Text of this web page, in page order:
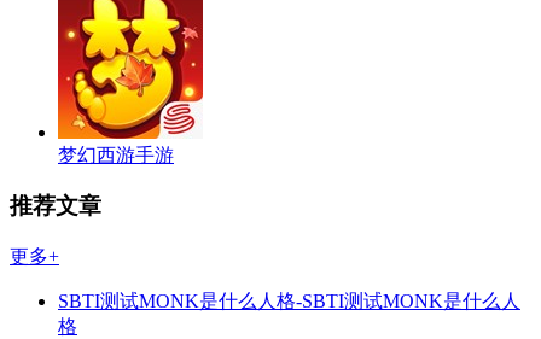
梦幻西游手游
推荐文章
更多+
SBTI测试MONK是什么人格-SBTI测试MONK是什么人
格